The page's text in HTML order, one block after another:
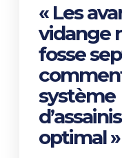
« Les
vidange
fosse
système
optimal »